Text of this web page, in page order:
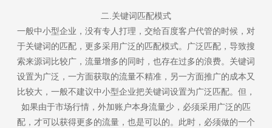
二.关键词匹配模式
一般中小型企业，没有专人打理，交给百度客户代管的时候，对
于关键词的匹配，更多采用广泛的匹配模式。广泛匹配，导致搜
索来源词比较广，流量增多的同时，也存在过多的浪费。关键词
设置为广泛，一方面获取的流量不精准，另一方面推广的成本又
比较大，一般不建议中小型企业把关键词设置为广泛匹配。但，
如果由于市场行情，外加账户本身流量少，必须采用广泛的匹
配，才可以获得更多的流量，也是可以的。此时，必须做的一个